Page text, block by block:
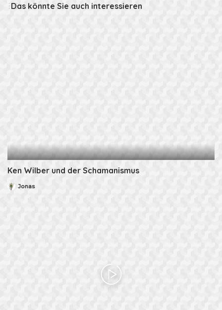
Das könnte Sie auch interessieren
Ken Wilber und der Schamanismus
Posted
Jonas